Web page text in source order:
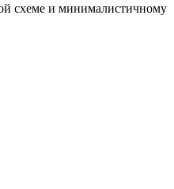
схеме и минималистичному